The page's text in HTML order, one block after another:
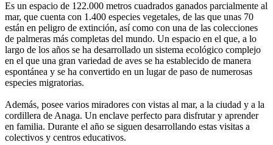
Es un espacio de 122.000 metros cuadrados ganados parcialmente al
mar, que cuenta con 1.400 especies vegetales, de las que unas 70
están en peligro de extinción, así como con una de las colecciones
de palmeras más completas del mundo. Un espacio en el que, a lo
largo de los años se ha desarrollado un sistema ecológico complejo
en el que una gran variedad de aves se ha establecido de manera
espontánea y se ha convertido en un lugar de paso de numerosas
especies migratorias.
Además, posee varios miradores con vistas al mar, a la ciudad y a la
cordillera de Anaga. Un enclave perfecto para disfrutar y aprender
en familia. Durante el año se siguen desarrollando estas visitas a
colectivos y centros educativos.